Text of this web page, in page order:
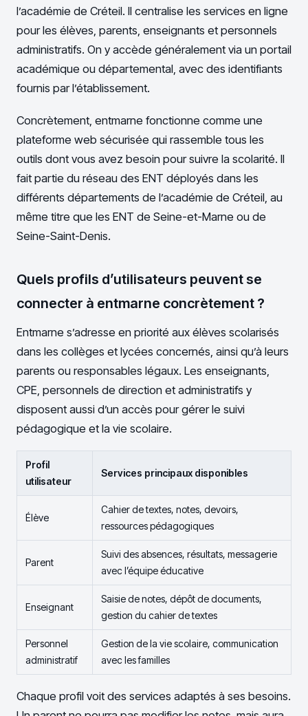
l’académie de Créteil. Il centralise les services en ligne
pour les élèves, parents, enseignants et personnels
administratifs. On y accède généralement via un portail
académique ou départemental, avec des identifiants
fournis par l’établissement.
Concrètement, entmarne fonctionne comme une
plateforme web sécurisée qui rassemble tous les
outils dont vous avez besoin pour suivre la scolarité. Il
fait partie du réseau des ENT déployés dans les
différents départements de l’académie de Créteil, au
même titre que les ENT de Seine-et-Marne ou de
Seine-Saint-Denis.
Quels profils d’utilisateurs peuvent se
connecter à entmarne concrètement ?
Entmarne s’adresse en priorité aux élèves scolarisés
dans les collèges et lycées concernés, ainsi qu’à leurs
parents ou responsables légaux. Les enseignants,
CPE, personnels de direction et administratifs y
disposent aussi d’un accès pour gérer le suivi
pédagogique et la vie scolaire.
Profil
utilisateur
Services principaux disponibles
Élève
Cahier de textes, notes, devoirs,
ressources pédagogiques
Parent
Suivi des absences, résultats, messagerie
avec l’équipe éducative
Enseignant
Saisie de notes, dépôt de documents,
gestion du cahier de textes
Personnel
administratif
Gestion de la vie scolaire, communication
avec les familles
Chaque profil voit des services adaptés à ses besoins.